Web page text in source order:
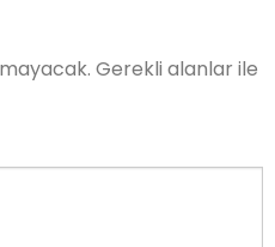
Gerekli alanlar ile